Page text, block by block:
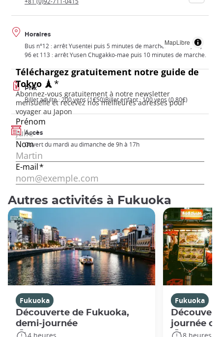
MapLibre
Horaires
Bus n°12 : arrêt Yusentei puis 5 minutes de marche.Bus n°13, 16,
96 et 113 : arrêt Yusen Chugakko-mae puis 10 minutes de marche.
Prix
Billet adulte : 200 yens (1€50)Billet enfant : 100 yens (0,80€)
Accès
Ouvert du mardi au dimanche de 9h à 17h
Autres activités à Fukuoka
Fukuoka
Découverte de Fukuoka,
demi-journée
4 heures
Fukuoka
journée
8 heures